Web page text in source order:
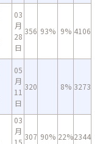
03
月
28
日
356 93% 9% 4106
05
月
11
日
320 8% 3273
03
月
15
307 90% 22%2344